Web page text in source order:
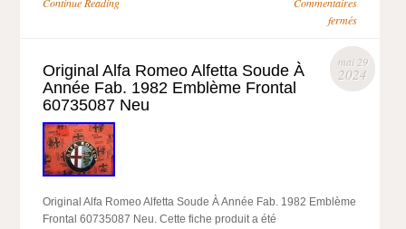
fermés
mai 29
2024
Original Alfa Romeo Alfetta Soude À
Année Fab. 1982 Emblème Frontal
60735087 Neu
Original Alfa Romeo Alfetta Soude À Année Fab. 1982 Emblème
Frontal 60735087 Neu. Cette fiche produit a été